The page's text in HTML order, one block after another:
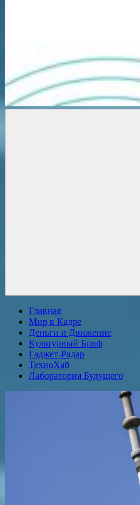
Главная
Мир в Кадре
Деньги и Движение
Культурный Бриф
Гаджет-Радар
ТехноХаб
Лаборатория Будущего